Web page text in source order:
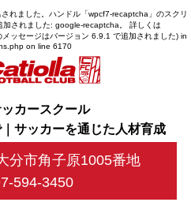
されました。ハンドル「wpcf7-recaptcha」のスクリ
加されました: google-recaptcha。 詳しくは
メッセージはバージョン 6.9.1 で追加されました) in
on line 6170
カースクール
サッカーを通じた人材育成
分市角子原1005番地
594-3450